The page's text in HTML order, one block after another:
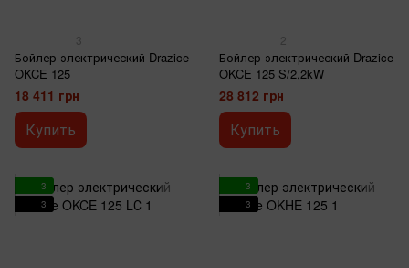
3
Бойлер электрический Drazice
OKCE 125
18 411 грн
Купить
2
Бойлер электрический Drazice
OKCE 125 S/2,2kW
28 812 грн
Купить
3
3
3
3